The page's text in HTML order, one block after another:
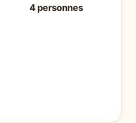
4 personnes